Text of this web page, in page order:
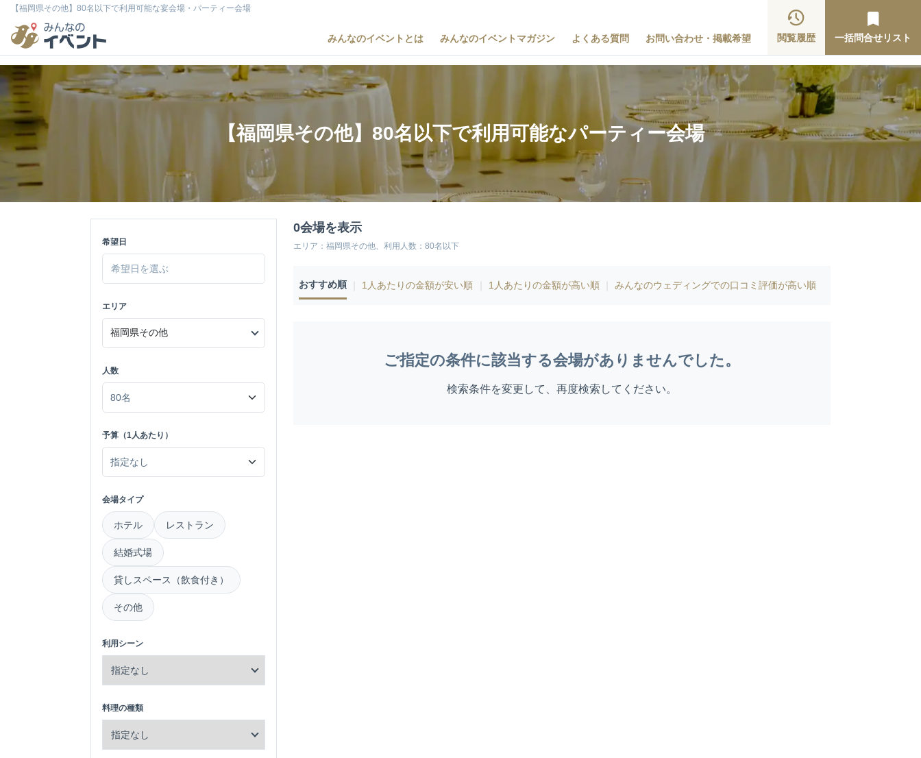
【福岡県その他】80名以下で利用可能な宴会場・パーティー会場
みんなのイベントとは みんなのイベントマガジン よくある質問 お問い合わせ・掲載希望 閲覧履歴 一括問合せリスト
【福岡県その他】80名以下で利用可能なパーティー会場
希望日
エリア
人数
予算（1人あたり）
会場タイプ
ホテル レストラン
結婚式場
貸しスペース（飲食付き）
その他
利用シーン
料理の種類
0会場を表示
エリア：福岡県その他、利用人数：80名以下
おすすめ順 1人あたりの金額が安い順 1人あたりの金額が高い順 みんなのウェディングでの口コミ評価が高い順
ご指定の条件に該当する会場がありませんでした。
検索条件を変更して、再度検索してください。